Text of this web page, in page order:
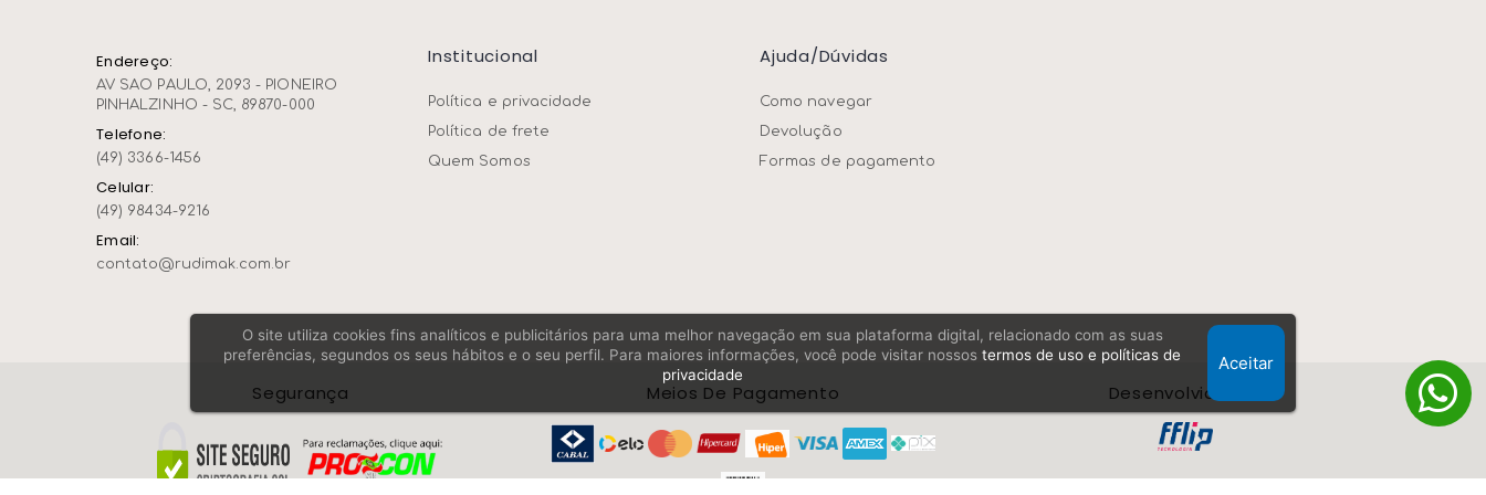
Endereço:
AV SAO PAULO, 2093 - PIONEIRO
PINHALZINHO - SC, 89870-000
Telefone:
(49) 3366-1456
Celular:
(49) 98434-9216
Email:
contato@rudimak.com.br
Institucional
Política e privacidade
Política de frete
Quem Somos
Ajuda/dúvidas
Como navegar
Devolução
Formas de pagamento
Segurança Meios De Pagamento Desenvolvido Por
O site utiliza cookies fins analíticos e publicitários para uma melhor navegação em sua plataforma digital, relacionado com as suas
preferências, segundos os seus hábitos e o seu perfil. Para maiores informações, você pode visitar nossos termos de uso e políticas de
privacidade
Aceitar